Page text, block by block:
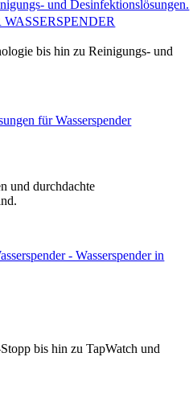
bis hin zu Reinigungs- und
und durchdachte
bis hin zu TapWatch und